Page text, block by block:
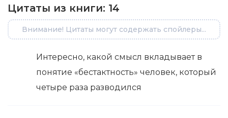
Цитаты из книги: 14
Внимание! Цитаты могут содержать спойлеры...
Интересно, какой смысл вкладывает в
понятие «бестактность» человек, который
четыре раза разводился